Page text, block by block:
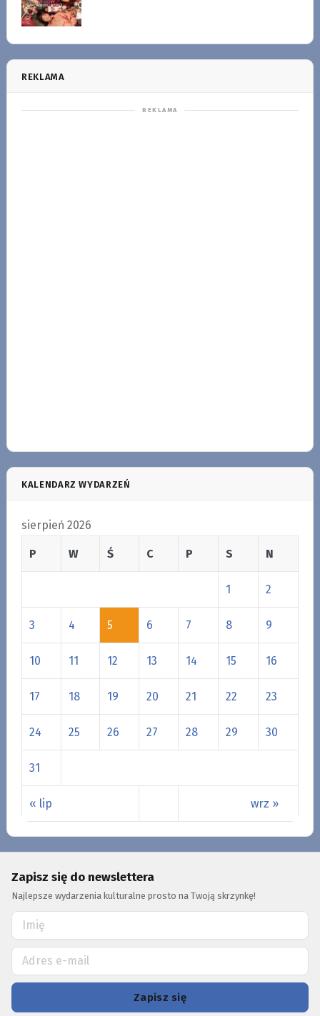
REKLAMA
KALENDARZ WYDARZEŃ
sierpień 2026
P W Ś C P S N
« lip wrz »
1 2
3 4 5 6 7 8 9
10 11 12 13 14 15 16
17 18 19 20 21 22 23
24 25 26 27 28 29 30
31
Zapisz się do newslettera
Najlepsze wydarzenia kulturalne prosto na Twoją skrzynkę!
Zapisz się